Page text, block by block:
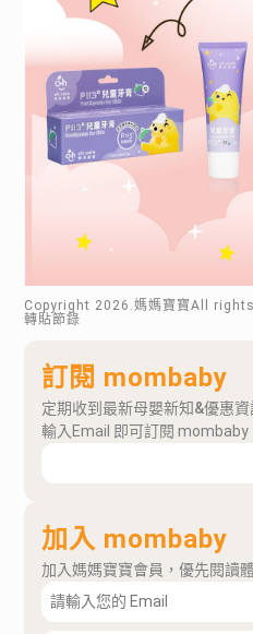
Copyright 2026 .媽媽寶寶All
轉貼節錄
訂閱 mombaby
定期收到最新母嬰新知&優惠資
輸入Email 即可訂閱 mombaby
加入 mombaby
加入媽媽寶寶會員，優先閱讀